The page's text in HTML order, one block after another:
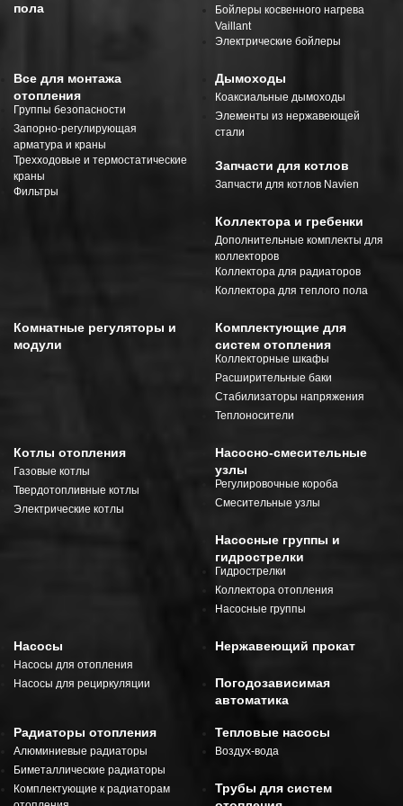
пола
Бойлеры косвенного нагрева
Vaillant
Электрические бойлеры
Все для монтажа
отопления
Группы безопасности
Запорно-регулирующая
арматура и краны
Трехходовые и термостатические
краны
Фильтры
Дымоходы
Коаксиальные дымоходы
Элементы из нержавеющей
стали
Запчасти для котлов
Запчасти для котлов Navien
Коллектора и гребенки
Дополнительные комплекты для
коллекторов
Коллектора для радиаторов
Коллектора для теплого пола
Комнатные регуляторы и
модули
Комплектующие для
систем отопления
Коллекторные шкафы
Расширительные баки
Стабилизаторы напряжения
Теплоносители
Котлы отопления
Газовые котлы
Твердотопливные котлы
Электрические котлы
Насосно-смесительные
узлы
Регулировочные короба
Смесительные узлы
Насосные группы и
гидрострелки
Гидрострелки
Коллектора отопления
Насосные группы
Насосы
Насосы для отопления
Насосы для рециркуляции
Нержавеющий прокат
Погодозависимая
автоматика
Радиаторы отопления
Алюминиевые радиаторы
Биметаллические радиаторы
Комплектующие к радиаторам
Тепловые насосы
Воздух-вода
Трубы для систем